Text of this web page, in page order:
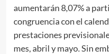
aumentarán 8,07% a
congruencia con el
prestaciones
mes, abril y mayo. Sin